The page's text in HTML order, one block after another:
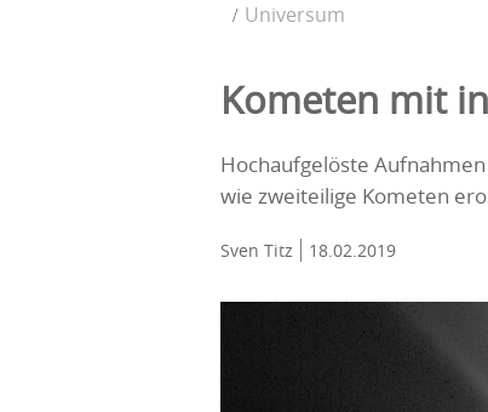
Universum
Kometen mit
Hochaufgelöste
wie zweiteilige Kometen
Sven Titz 18.02.2019